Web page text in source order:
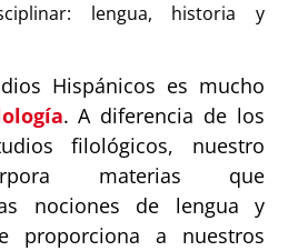
lengua, historia y
Hispánicos es mucho
. A diferencia de los
filológicos, nuestro
materias que
nociones de lengua y
proporciona a nuestros